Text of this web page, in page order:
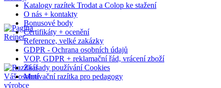
Katalogy razítek Trodat a Colop ke stažení
O nás + kontakty
Bonusové body
Certifikáty + ocenění
Reference, velké zakázky
GDPR - Ochrana osobních údajů
VOP, GDPR + reklamační řád, vrácení zboží
Záasady používání Cookies
Motivační razítka pro pedagogy